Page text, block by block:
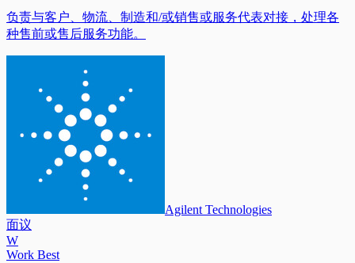
负责与客户、物流、制造和/或销售或服务代表对接，处理各
种售前或售后服务功能。
Agilent Technologies
面议
W
Work Best